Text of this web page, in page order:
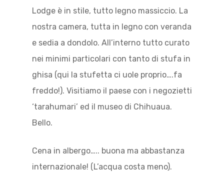
Lodge è in stile, tutto legno massiccio. La
nostra camera, tutta in legno con veranda
e sedia a dondolo. All’interno tutto curato
nei minimi particolari con tanto di stufa in
ghisa (qui la stufetta ci uole proprio….fa
freddo!). Visitiamo il paese con i negozietti
‘tarahumari’ ed il museo di Chihuaua.
Bello.
Cena in albergo….. buona ma abbastanza
internazionale! (L’acqua costa meno).